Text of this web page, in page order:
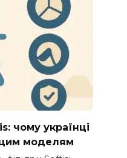
чому українці
цим моделям